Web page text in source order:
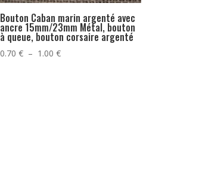
Bouton Caban marin argenté avec
ancre 15mm/23mm Métal, bouton
à queue, bouton corsaire argenté
0.70€ – 1.00€Plage